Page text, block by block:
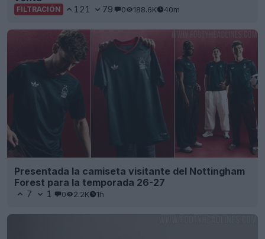
FILTRACIÓN 121 79 0 188.6K 40m
Presentada la camiseta visitante del Nottingham
Forest para la temporada 26-27
7 1 0 2.2K 1h